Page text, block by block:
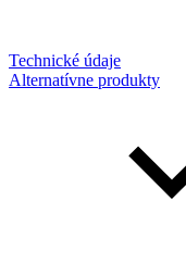
Technické údaje
Alternatívne produkty